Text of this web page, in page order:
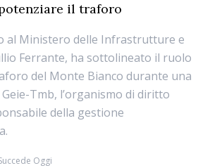
il traforo
al Ministero delle Infrastrutture e
Ferrante, ha sottolineato il ruolo
del Monte Bianco durante una
Tmb, l’organismo di diritto
della gestione
Oggi